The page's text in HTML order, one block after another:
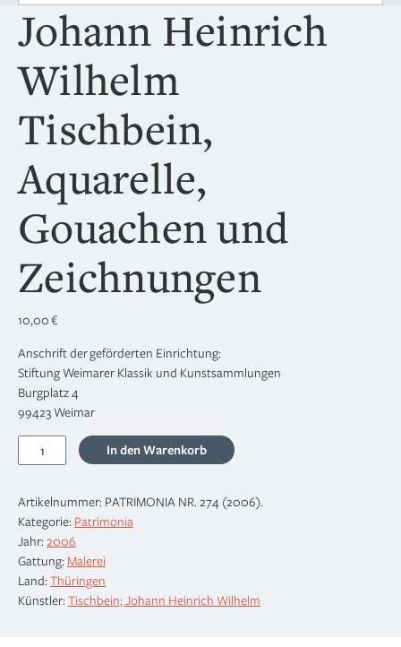
Johann Heinrich
Wilhelm
Tischbein,
Aquarelle,
Gouachen und
Zeichnungen
10,00€
Anschrift der geförderten Einrichtung:
Stiftung Weimarer Klassik und Kunstsammlungen
Burgplatz 4
99423 Weimar
Heinrich
Tischbein,
Aquarelle,
Gouachen
und
Zeichnungen
Menge
In den Warenkorb
Artikelnummer: PATRIMONIA NR. 274 (2006).
Kategorie: Patrimonia
Jahr: 2006
Gattung: Malerei
Land: Thüringen
Künstler: Tischbein; Johann Heinrich Wilhelm